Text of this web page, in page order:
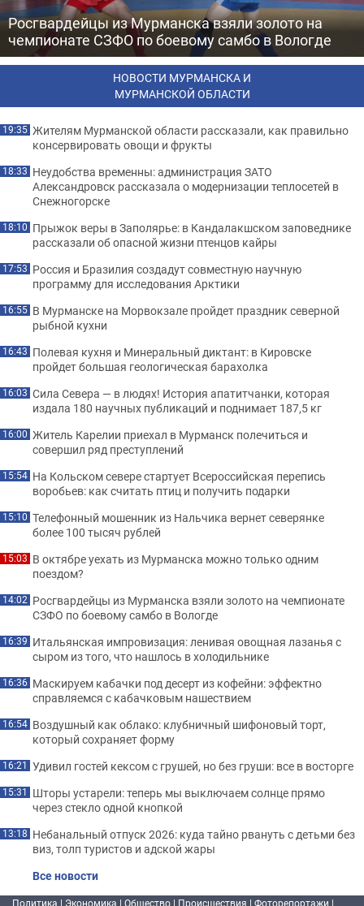
Росгвардейцы из Мурманска взяли золото на
чемпионате СЗФО по боевому самбо в Вологде
НОВОСТИ МУРМАНСКА И
МУРМАНСКОЙ ОБЛАСТИ
19:35 Жителям Мурманской области рассказали, как правильно
консервировать овощи и фрукты
18:33 Неудобства временны: администрация ЗАТО
Александровск рассказала о модернизации теплосетей в
Снежногорске
18:10 Прыжок веры в Заполярье: в Кандалакшском заповеднике
рассказали об опасной жизни птенцов кайры
17:53 Россия и Бразилия создадут совместную научную
программу для исследования Арктики
16:55 В Мурманске на Морвокзале пройдет праздник северной
рыбной кухни
16:43 Полевая кухня и Минеральный диктант: в Кировске
пройдет большая геологическая барахолка
16:03 Сила Севера — в людях! История апатитчанки, которая
издала 180 научных публикаций и поднимает 187,5 кг
16:00 Житель Карелии приехал в Мурманск полечиться и
совершил ряд преступлений
15:54 На Кольском севере стартует Всероссийская перепись
воробьев: как считать птиц и получить подарки
15:10 Телефонный мошенник из Нальчика вернет северянке
более 100 тысяч рублей
15:03 В октябре уехать из Мурманска можно только одним
поездом?
14:02 Росгвардейцы из Мурманска взяли золото на чемпионате
СЗФО по боевому самбо в Вологде
16:39 Итальянская импровизация: ленивая овощная лазанья с
сыром из того, что нашлось в холодильнике
16:36 Маскируем кабачки под десерт из кофейни: эффектно
справляемся с кабачковым нашествием
16:54 Воздушный как облако: клубничный шифоновый торт,
который сохраняет форму
16:21 Удивил гостей кексом с грушей, но без груши: все в восторге
15:31 Шторы устарели: теперь мы выключаем солнце прямо
через стекло одной кнопкой
13:18 Небанальный отпуск 2026: куда тайно рвануть с детьми без
виз, толп туристов и адской жары
Все новости
Политика | Экономика | Общество | Происшествия | Фоторепортажи |